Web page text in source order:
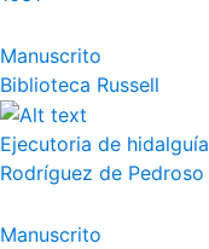
Manuscrito
Biblioteca Russell
Ejecutoria de
Rodríguez de Pedroso
Manuscrito